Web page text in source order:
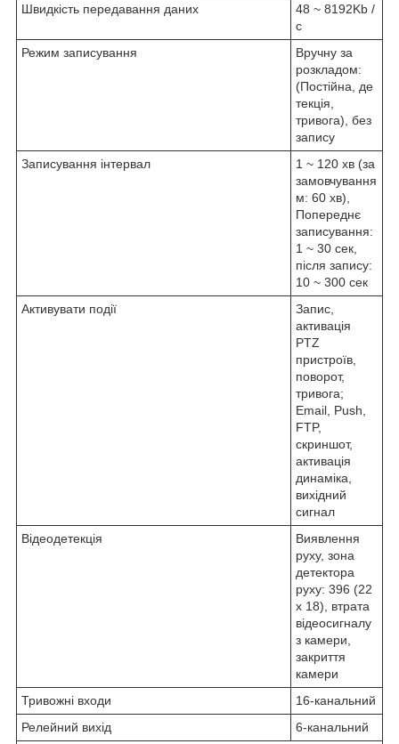
Швидкість передавання даних
48 ~ 8192Kb /
с
Режим записування
Вручну за
розкладом:
(Постійна, де
текція,
тривога), без
запису
Записування інтервал
1 ~ 120 хв (за
замовчування
м: 60 хв),
Попереднє
записування:
1 ~ 30 сек,
після запису:
10 ~ 300 сек
Активувати події
Запис,
активація
PTZ
пристроїв,
поворот,
тривога;
Email, Push,
FTP,
скриншот,
активація
динаміка,
вихідний
сигнал
Відеодетекція
Виявлення
руху, зона
детектора
руху: 396 (22
х 18), втрата
відеосигналу
з камери,
закриття
камери
Тривожні входи
16-канальний
Релейний вихід
6-канальний